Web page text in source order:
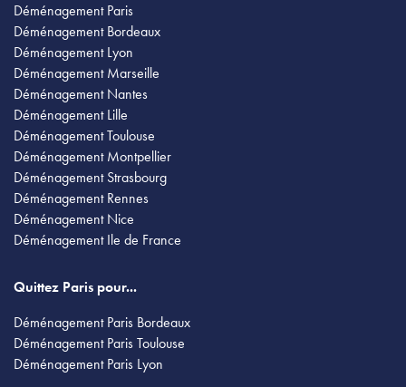
Déménagement Paris
Déménagement Bordeaux
Déménagement Lyon
Déménagement Marseille
Déménagement Nantes
Déménagement Lille
Déménagement Toulouse
Déménagement Montpellier
Déménagement Strasbourg
Déménagement Rennes
Déménagement Nice
Déménagement Ile de France
Quittez Paris pour...
Déménagement Paris Bordeaux
Déménagement Paris Toulouse
Déménagement Paris Lyon